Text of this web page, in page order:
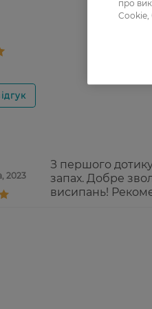
2023
З першого
запах. Добре
висипань!
про
Cookie,